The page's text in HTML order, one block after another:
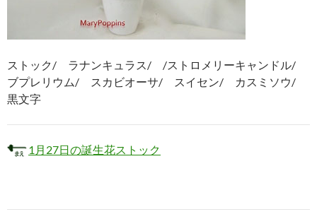
ストック/ ラナンキュラス/ /ストロメリーキャンドル/
ブプレリウム/ スカビオーサ/ スイセン/ カスミソウ/
黒文字
1月27日の誕生花ストック